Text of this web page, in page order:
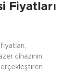
Fiyatları
cihazının